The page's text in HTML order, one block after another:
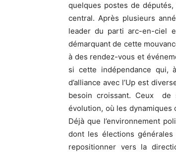
quelques postes de
central. Après plusieurs
leader du parti arc-en-ciel
démarquant de cette
à des rendez-vous et
si cette indépendance qui,
d’alliance avec l’Up est
besoin croissant. Ceux de
évolution, où les dynamiques
Déjà que l’environnement
dont les élections
repositionner vers la